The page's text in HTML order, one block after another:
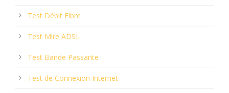
Test Débit Fibre
Test Mire ADSL
Test Bande Passante
Test de Connexion Internet